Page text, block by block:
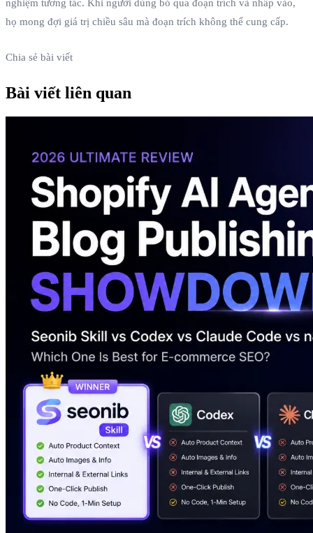
nghiệm tương tác. Khi người dùng bỏ qua đoạn trích và nhấp vào,
họ mong đợi giá trị chiều sâu mà đoạn trích không thể cung cấp.
Chia sẻ bài viết
Bài viết liên quan